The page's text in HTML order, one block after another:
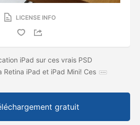
LICENSE INFO
iPad sur ces vrais PSD
iPad et iPad Mini! Ces
gratuit